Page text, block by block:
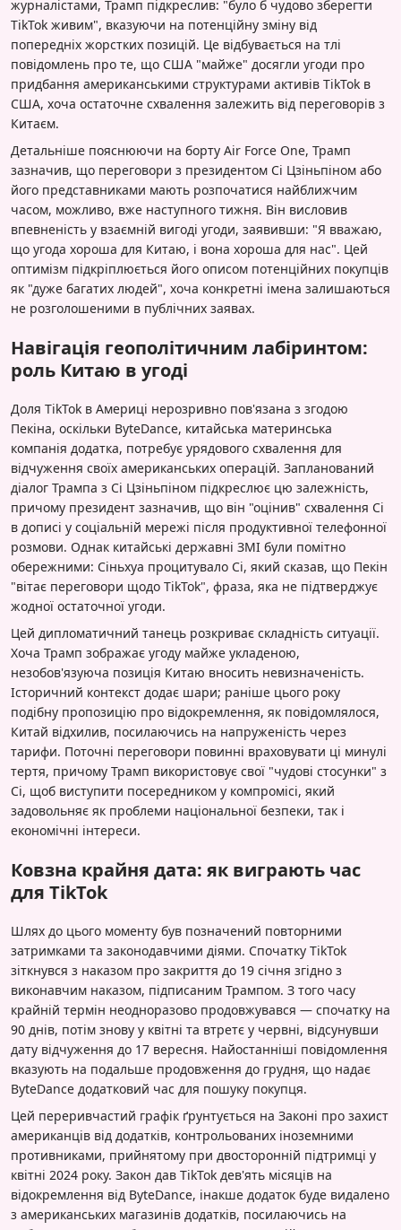
журналістами, Трамп підкреслив: "було б чудово зберегти
TikTok живим", вказуючи на потенційну зміну від
попередніх жорстких позицій. Це відбувається на тлі
повідомлень про те, що США "майже" досягли угоди про
придбання американськими структурами активів TikTok в
США, хоча остаточне схвалення залежить від переговорів з
Китаєм.
Детальніше пояснюючи на борту Air Force One, Трамп
зазначив, що переговори з президентом Сі Цзіньпіном або
його представниками мають розпочатися найближчим
часом, можливо, вже наступного тижня. Він висловив
впевненість у взаємній вигоді угоди, заявивши: "Я вважаю,
що угода хороша для Китаю, і вона хороша для нас". Цей
оптимізм підкріплюється його описом потенційних покупців
як "дуже багатих людей", хоча конкретні імена залишаються
не розголошеними в публічних заявах.
Навігація геополітичним лабіринтом:
роль Китаю в угоді
Доля TikTok в Америці нерозривно пов'язана з згодою
Пекіна, оскільки ByteDance, китайська материнська
компанія додатка, потребує урядового схвалення для
відчуження своїх американських операцій. Запланований
діалог Трампа з Сі Цзіньпіном підкреслює цю залежність,
причому президент зазначив, що він "оцінив" схвалення Сі
в дописі у соціальній мережі після продуктивної телефонної
розмови. Однак китайські державні ЗМІ були помітно
обережними: Сіньхуа процитувало Сі, який сказав, що Пекін
"вітає переговори щодо TikTok", фраза, яка не підтверджує
жодної остаточної угоди.
Цей дипломатичний танець розкриває складність ситуації.
Хоча Трамп зображає угоду майже укладеною,
незобов'язуюча позиція Китаю вносить невизначеність.
Історичний контекст додає шари; раніше цього року
подібну пропозицію про відокремлення, як повідомлялося,
Китай відхилив, посилаючись на напруженість через
тарифи. Поточні переговори повинні враховувати ці минулі
тертя, причому Трамп використовує свої "чудові стосунки" з
Сі, щоб виступити посередником у компромісі, який
задовольняє як проблеми національної безпеки, так і
економічні інтереси.
Ковзна крайня дата: як виграють час
для TikTok
Шлях до цього моменту був позначений повторними
затримками та законодавчими діями. Спочатку TikTok
зіткнувся з наказом про закриття до 19 січня згідно з
виконавчим наказом, підписаним Трампом. З того часу
крайній термін неодноразово продовжувався — спочатку на
90 днів, потім знову у квітні та втретє у червні, відсунувши
дату відчуження до 17 вересня. Найостанніші повідомлення
вказують на подальше продовження до грудня, що надає
ByteDance додатковий час для пошуку покупця.
Цей переривчастий графік ґрунтується на Законі про захист
американців від додатків, контрольованих іноземними
противниками, прийнятому при двосторонній підтримці у
квітні 2024 року. Закон дав TikTok дев'ять місяців на
відокремлення від ByteDance, інакше додаток буде видалено
з американських магазинів додатків, посилаючись на